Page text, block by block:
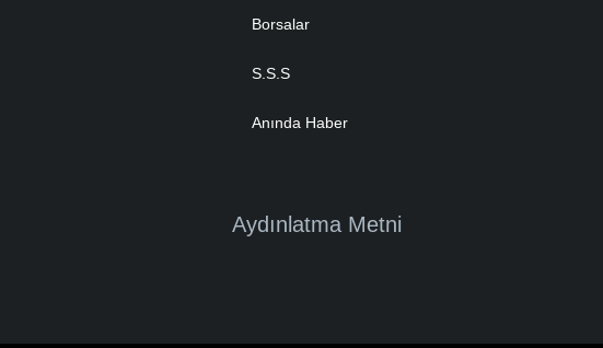
Borsalar
S.S.S
Anında Haber
Aydınlatma Metni